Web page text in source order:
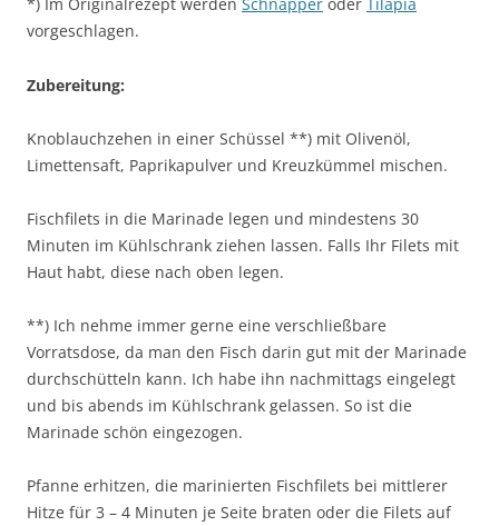
vorgeschlagen.
Zubereitung:
Knoblauchzehen in einer Schüssel **) mit Olivenöl,
Limettensaft, Paprikapulver und Kreuzkümmel mischen.
Fischfilets in die Marinade legen und mindestens 30
Minuten im Kühlschrank ziehen lassen. Falls Ihr Filets mit
Haut habt, diese nach oben legen.
**) Ich nehme immer gerne eine verschließbare
Vorratsdose, da man den Fisch darin gut mit der Marinade
durchschütteln kann. Ich habe ihn nachmittags eingelegt
und bis abends im Kühlschrank gelassen. So ist die
Marinade schön eingezogen.
Pfanne erhitzen, die marinierten Fischfilets bei mittlerer
Hitze für 3 – 4 Minuten je Seite braten oder die Filets auf